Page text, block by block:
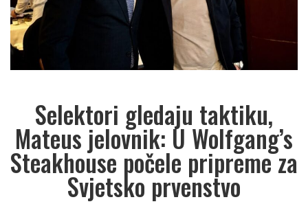
Selektori gledaju taktiku,
Mateus jelovnik: U Wolfgang’s
Steakhouse počele pripreme za
Svjetsko prvenstvo